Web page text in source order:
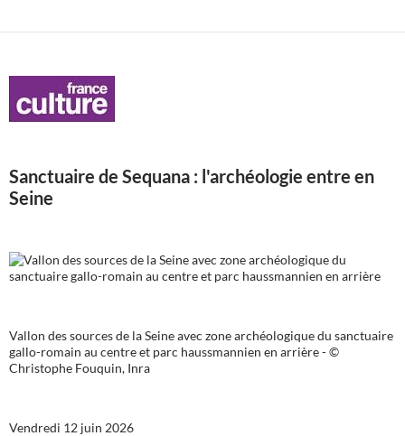
Sanctuaire de Sequana : l'archéologie entre en
Seine
Vallon des sources de la Seine avec zone archéologique du sanctuaire
gallo-romain au centre et parc haussmannien en arrière - ©
Christophe Fouquin, Inra
Vendredi 12 juin 2026